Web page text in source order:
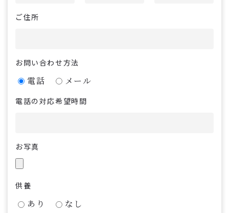
ご住所
お問い合わせ方法
電話 メール
電話の対応希望時間
お写真
供養
あり なし